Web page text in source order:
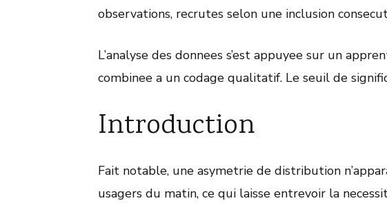
observations, recrutes selon une inclusion
L’analyse des donnees s’est appuyee sur un
combinee a un codage qualitatif. Le seuil de
Introduction
Fait notable, une asymetrie de distribution
usagers du matin, ce qui laisse entrevoir la